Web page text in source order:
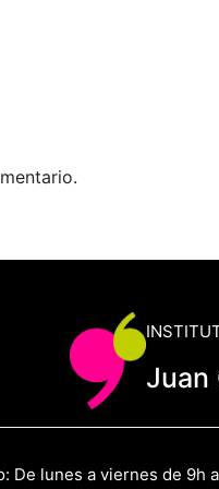
Juan
De lunes a viernes de 9h